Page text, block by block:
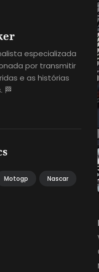
especializada
por transmitir
e as histórias
🏁
Motogp Nascar